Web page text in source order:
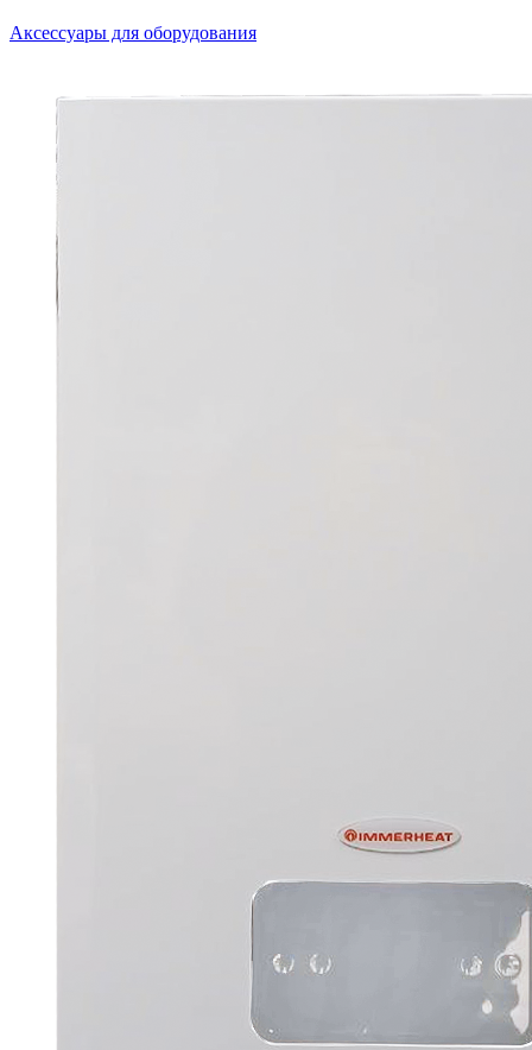
Аксессуары для оборудования